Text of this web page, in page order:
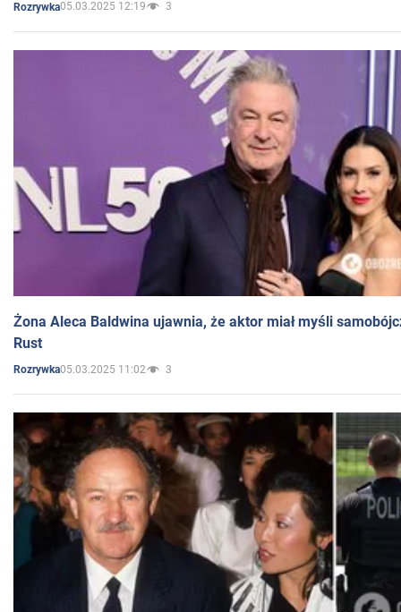
Rozrywka05.03.2025 12:19 3
Żona Aleca Baldwina ujawnia, że aktor miał myśli
Rust
Rozrywka05.03.2025 11:02 3